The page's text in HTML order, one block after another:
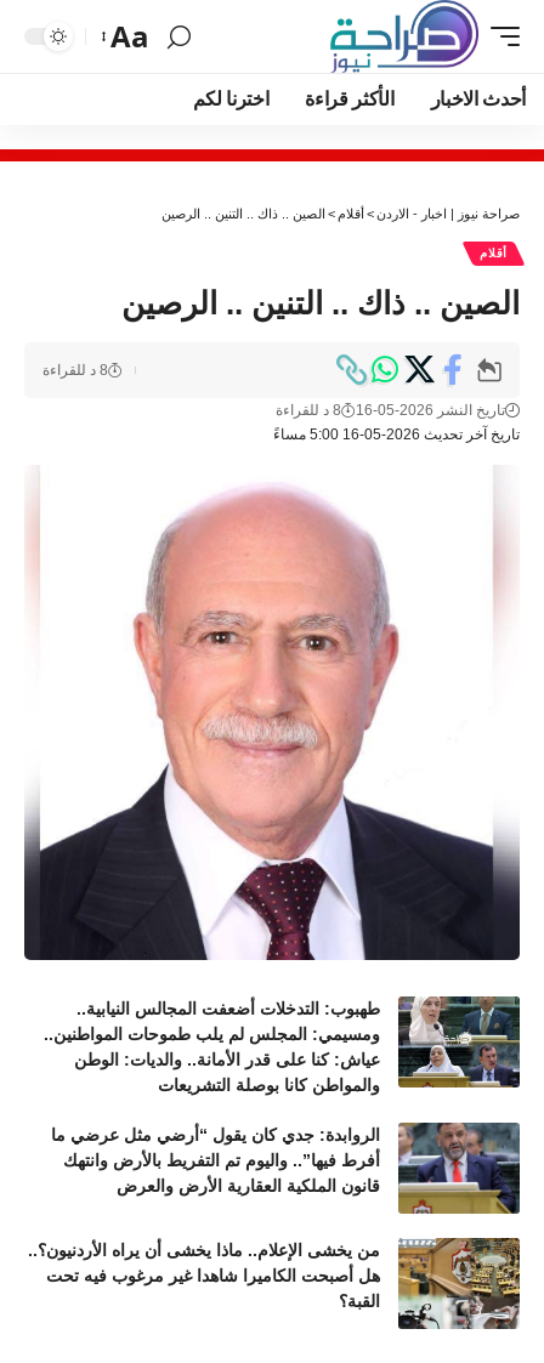
Aa
أحدث الاخبار الأكثر قراءة اخترنا لكم
صراحة نيوز | اخبار - الاردن>أقلام > الصين .. ذاك .. التنين .. الرصين
أقلام
الصين .. ذاك .. التنين .. الرصين
تاريخ آخر تحديث 2026-05-16 5:00 مساءً
تاريخ النشر 2026-05-16 8 د للقراءة
8 د للقراءة
طهبوب: التدخلات أضعفت المجالس النيابية..
ومسيمي: المجلس لم يلب طموحات المواطنين..
عياش: كنا على قدر الأمانة.. والديات: الوطن
والمواطن كانا بوصلة التشريعات
الروابدة: جدي كان يقول “أرضي مثل عرضي ما
أفرط فيها”.. واليوم تم التفريط بالأرض وانتهك
قانون الملكية العقارية الأرض والعرض
من يخشى الإعلام.. ماذا يخشى أن يراه الأردنيون؟..
هل أصبحت الكاميرا شاهدا غير مرغوب فيه تحت
القبة؟